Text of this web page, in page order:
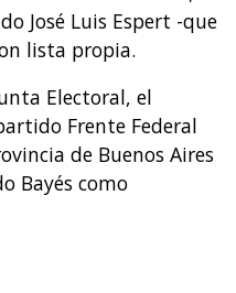
José Luis Espert -que
lista propia.
Electoral, el
Frente Federal
de Buenos Aires
Bayés como